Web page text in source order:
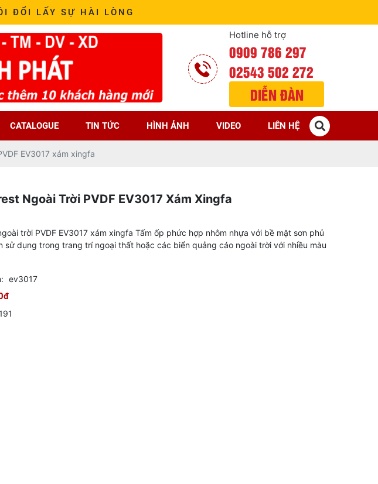
ĐỔI LẤY SỰ HÀI LÒNG
Hotline hỗ trợ
0909 786 297
02543 502 272
DIỄN ĐÀN
CATALOGUE TIN TỨC HÌNH ẢNH VIDEO LIÊN HỆ
EV3017 xám xingfa
Ngoài Trời PVDF EV3017 Xám Xingfa
trời PVDF EV3017 xám xingfa Tấm ốp phức hợp nhôm nhựa với bề mặt sơn phủ
sử dụng trong trang trí ngoại thất hoặc các biển quảng cáo ngoài trời với nhiều màu
ev3017